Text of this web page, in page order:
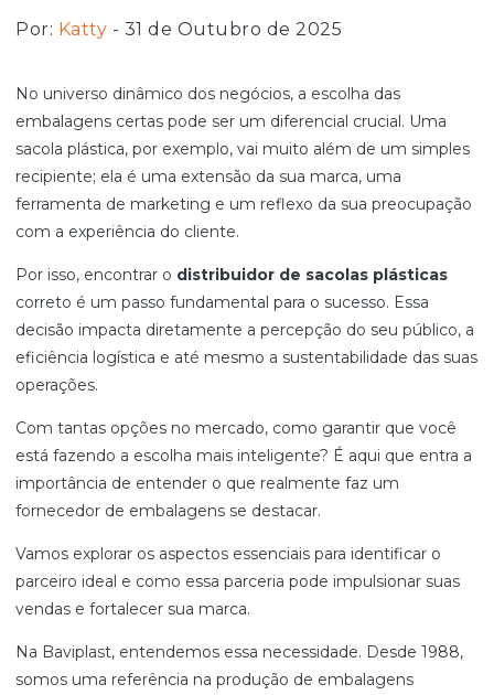
Por: Katty - 31 de Outubro de 2025
No universo dinâmico dos negócios, a escolha das
embalagens certas pode ser um diferencial crucial. Uma
sacola plástica, por exemplo, vai muito além de um simples
recipiente; ela é uma extensão da sua marca, uma
ferramenta de marketing e um reflexo da sua preocupação
com a experiência do cliente.
Por isso, encontrar o distribuidor de sacolas plásticas
correto é um passo fundamental para o sucesso. Essa
decisão impacta diretamente a percepção do seu público, a
eficiência logística e até mesmo a sustentabilidade das suas
operações.
Com tantas opções no mercado, como garantir que você
está fazendo a escolha mais inteligente? É aqui que entra a
importância de entender o que realmente faz um
fornecedor de embalagens se destacar.
Vamos explorar os aspectos essenciais para identificar o
parceiro ideal e como essa parceria pode impulsionar suas
vendas e fortalecer sua marca.
Na Baviplast, entendemos essa necessidade. Desde 1988,
somos uma referência na produção de embalagens